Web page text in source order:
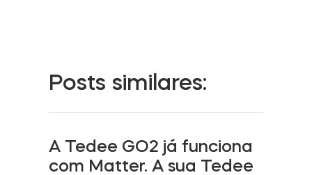
Cilindros
Posts similares:
A Tedee GO2 já funciona
com Matter. A sua Tedee